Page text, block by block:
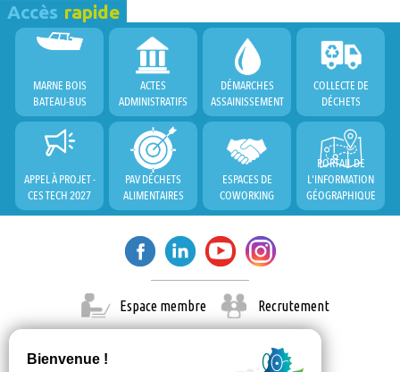
Accès rapide
MARNE BOIS
BATEAU-BUS
ACTES
ADMINISTRATIFS
DÉMARCHES
ASSAINISSEMENT
COLLECTE DE
DÉCHETS
APPEL À PROJET -
CES TECH 2027
PAV DÉCHETS
ALIMENTAIRES
ESPACES DE
COWORKING
PORTAIL DE
L'INFORMATION
GÉOGRAPHIQUE
Espace membre Recrutement